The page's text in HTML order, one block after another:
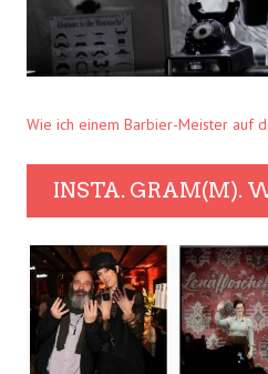
Wie ich einem Barbier-Meister auf
INSTA. GRAM(M).